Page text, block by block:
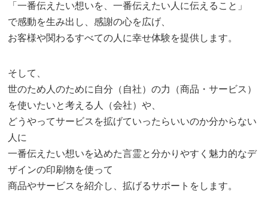
「一番伝えたい想いを、一番伝えたい人に伝えること」
で感動を生み出し、感謝の心を広げ、
お客様や関わるすべての人に幸せ体験を提供します。
そして、
世のため人のために自分（自社）の力（商品・サービス）
を使いたいと考える人（会社）や、
どうやってサービスを拡げていったらいいのか分からない
人に
一番伝えたい想いを込めた言霊と分かりやすく魅力的なデ
ザインの印刷物を使って
商品やサービスを紹介し、拡げるサポートをします。